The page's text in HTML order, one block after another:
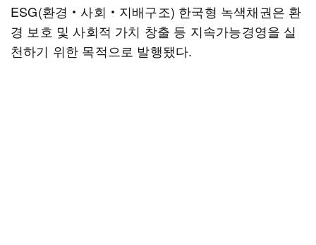
ESG(환경‧사회‧지배구조) 한국형 녹색채권은 환
경 보호 및 사회적 가치 창출 등 지속가능경영을 실
천하기 위한 목적으로 발행됐다.